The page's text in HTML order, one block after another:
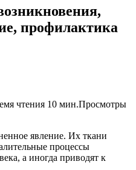
профилактика
чтения 10 мин.Просмотры
явление. Их ткани
процессы
а иногда приводят к